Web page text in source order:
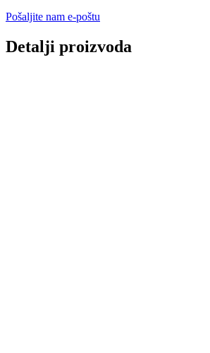
Pošaljite nam e-poštu
Detalji proizvoda